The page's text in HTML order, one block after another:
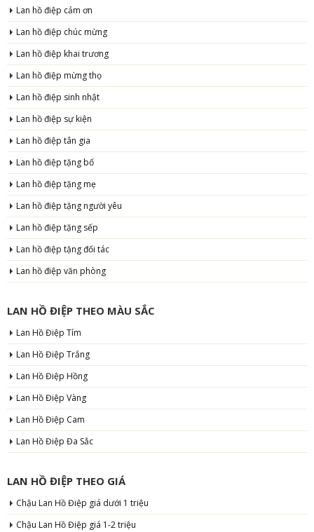
Lan hồ điệp cảm ơn
Lan hồ điệp chúc mừng
Lan hồ điệp khai trương
Lan hồ điệp mừng thọ
Lan hồ điệp sinh nhật
Lan hồ điệp sự kiện
Lan hồ điệp tân gia
Lan hồ điệp tặng bố
Lan hồ điệp tặng mẹ
Lan hồ điệp tặng người yêu
Lan hồ điệp tặng sếp
Lan hồ điệp tặng đối tác
Lan hồ điệp văn phòng
LAN HỒ ĐIỆP THEO MÀU SẮC
Lan Hồ Điệp Tím
Lan Hồ Điệp Trắng
Lan Hồ Điệp Hồng
Lan Hồ Điệp Vàng
Lan Hồ Điệp Cam
Lan Hồ Điệp Đa Sắc
LAN HỒ ĐIỆP THEO GIÁ
Chậu Lan Hồ Điệp giá dưới 1 triệu
Chậu Lan Hồ Điệp giá 1-2 triệu